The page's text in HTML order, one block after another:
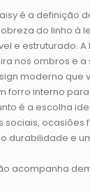
é a definição
do linho à
e estruturado.
nos ombros e a
moderno que
forro interno
é a escolha
ocasiões
durabilidade e
acompanha